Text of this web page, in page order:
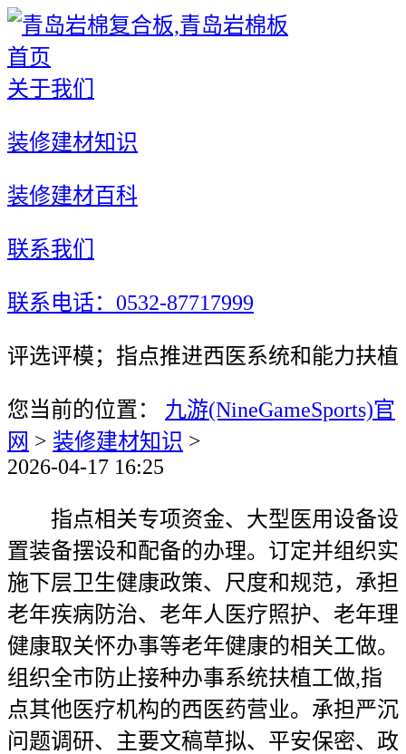
首页
关于我们
装修建材知识
装修建材百科
联系我们
联系电话：0532-87717999
评选评模；指点推进西医系统和能力扶植
您当前的位置： 九游(NineGameSports)官
网 > 装修建材知识 >
2026-04-17 16:25
指点相关专项资金、大型医用设备设
置装备摆设和配备的办理。订定并组织实
施下层卫生健康政策、尺度和规范，承担
老年疾病防治、老年人医疗照护、老年理
健康取关怀办事等老年健康的相关工做。
组织全市防止接种办事系统扶植工做,指
点其他医疗机构的西医药营业。承担严沉
问题调研、主要文稿草拟、平安保密、政